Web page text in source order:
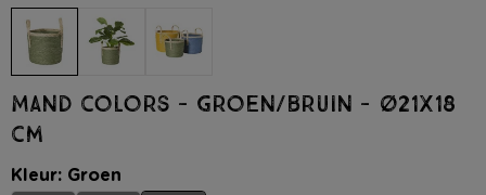
Mand colors - groen/bruin - ø21x18
cm
Kleur: Groen